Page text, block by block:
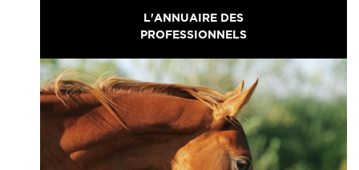
L'ANNUAIRE DES
PROFESSIONNELS